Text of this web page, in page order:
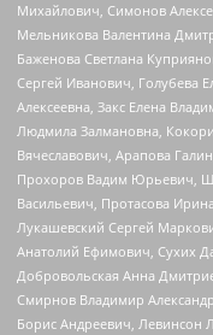
Михайлович, Симонов
Мельникова Валентина
Баженова Светлана
Сергей Иванович, Голубева
Алексеевна, Закс Елена
Людмила Залмановна,
Вячеславович, Арапова
Прохоров Вадим Юрьевич,
Васильевич, Протасова
Лукашевский Сергей
Анатолий Ефимович, Сухих
Добровольская Анна
Смирнов Владимир
Борис Андреевич, Левинсон